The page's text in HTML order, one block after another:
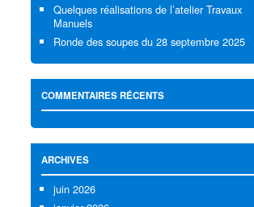
Quelques réalisations de l’atelier Travaux
Manuels
Ronde des soupes du 28 septembre 2025
COMMENTAIRES RÉCENTS
ARCHIVES
juin 2026